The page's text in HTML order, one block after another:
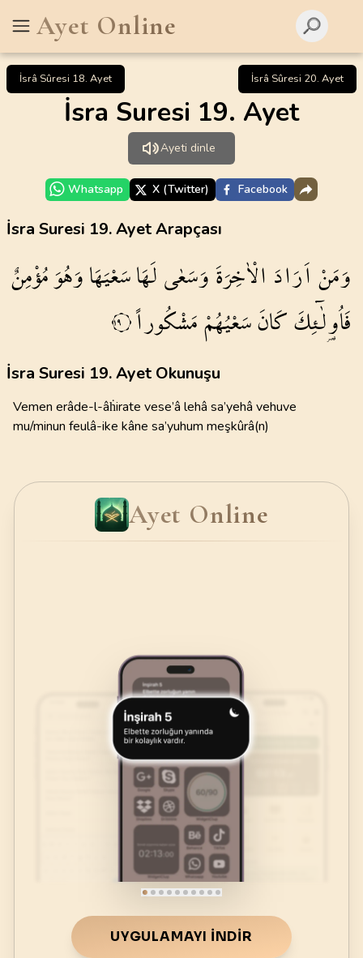
Ayet Online
İsrâ Sûresi 18. Ayet İsrâ Sûresi 20. Ayet
İsra Suresi 19. Ayet
Ayeti dinle
Whatsapp X (Twitter) Facebook
İsra Suresi 19. Ayet Arapçası
وَمَنْاَرَادَ الْاٰخِرَةَوَسَعٰىلَهَاسَعْيَهَاوَهُوَمُؤْمِنٌ
فَاُو۬لٰٓئِكَكَانَسَعْيُهُمْمَشْكُوراً ١٩
İsra Suresi 19. Ayet Okunuşu
Vemen erâde-l-âḣirate vese’â lehâ sa’yehâ vehuve
mu/minun feulâ-ike kâne sa’yuhum meşkûrâ(n)
Ayet Online
UYGULAMAYI İNDIR